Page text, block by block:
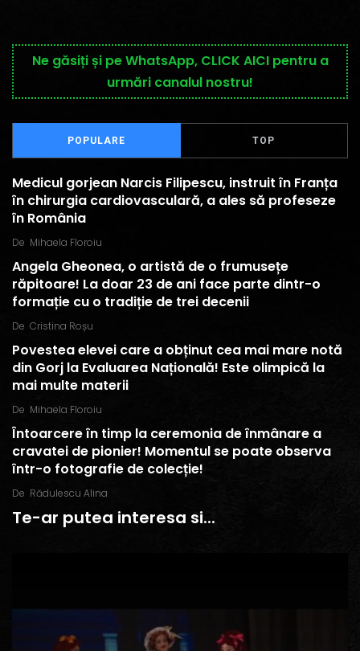
Ne găsiți și pe WhatsApp, CLICK AICI pentru a
urmări canalul nostru!
POPULARE TOP
Medicul gorjean Narcis Filipescu, instruit în Franța
în chirurgia cardiovasculară, a ales să profeseze
în România
De Mihaela Floroiu
Angela Gheonea, o artistă de o frumusețe
răpitoare! La doar 23 de ani face parte dintr-o
formație cu o tradiție de trei decenii
De Cristina Roșu
Povestea elevei care a obținut cea mai mare notă
din Gorj la Evaluarea Națională! Este olimpică la
mai multe materii
De Mihaela Floroiu
Întoarcere în timp la ceremonia de înmânare a
cravatei de pionier! Momentul se poate observa
într-o fotografie de colecție!
De Rădulescu Alina
Te-ar putea interesa si...